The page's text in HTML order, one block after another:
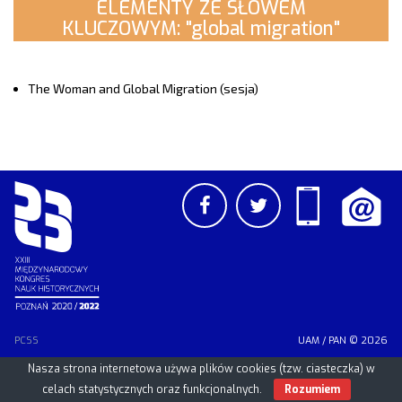
ELEMENTY ZE SŁOWEM
KLUCZOWYM: "global migration"
The Woman and Global Migration (sesja)
PCSS UAM / PAN © 2026
Nasza strona internetowa używa plików cookies (tzw. ciasteczka) w
celach statystycznych oraz funkcjonalnych.
Rozumiem